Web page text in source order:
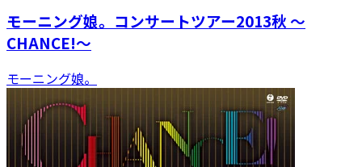
モーニング娘。コンサートツアー2013秋 〜
CHANCE!〜
モーニング娘。